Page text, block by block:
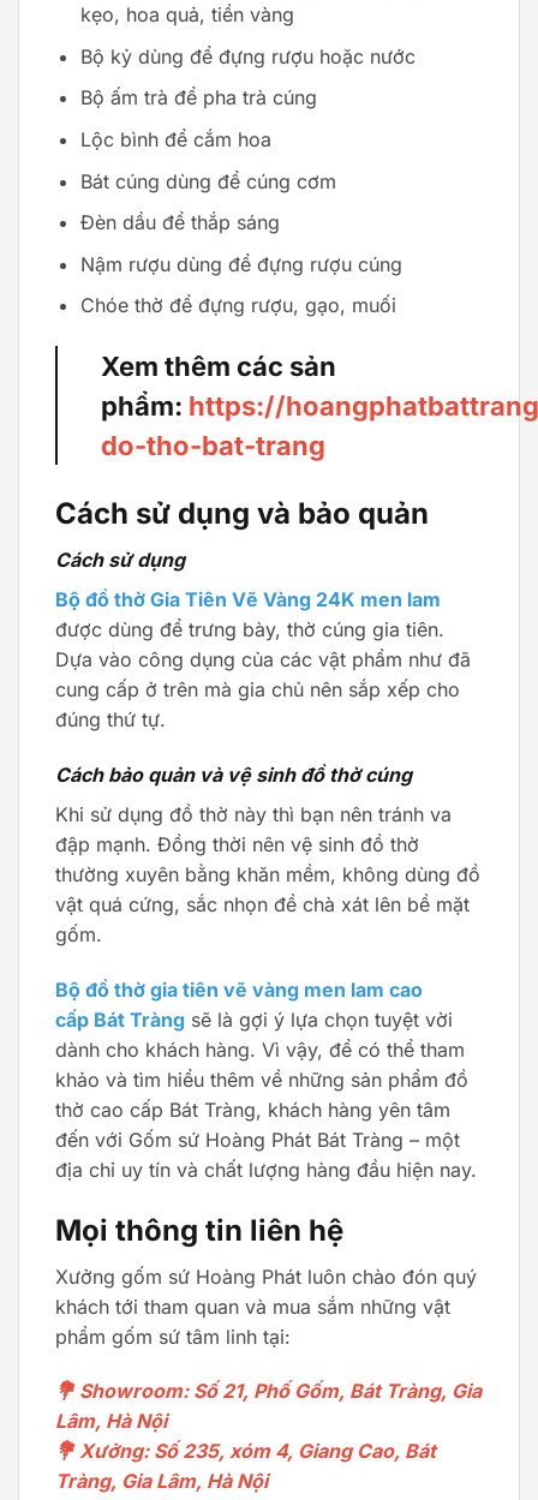
kẹo, hoa quả, tiền vàng
Bộ kỷ dùng để đựng rượu hoặc nước
Bộ ấm trà để pha trà cúng
Lộc bình để cắm hoa
Bát cúng dùng để cúng cơm
Đèn dầu để thắp sáng
Nậm rượu dùng để đựng rượu cúng
Chóe thờ để đựng rượu, gạo, muối
Xem thêm các sản
phẩm: https://
do-tho-bat-trang
Cách sử dụng và bảo quản
Cách sử dụng
Bộ đồ thờ Gia Tiên Vẽ Vàng 24K men lam
được dùng để trưng bày, thờ cúng gia tiên.
Dựa vào công dụng của các vật phẩm như đã
cung cấp ở trên mà gia chủ nên sắp xếp cho
đúng thứ tự.
Cách bảo quản và vệ sinh đồ thờ cúng
Khi sử dụng đồ thờ này thì bạn nên tránh va
đập mạnh. Đồng thời nên vệ sinh đồ thờ
thường xuyên bằng khăn mềm, không dùng đồ
vật quá cứng, sắc nhọn đề chà xát lên bề mặt
gốm.
Bộ đồ thờ gia tiên vẽ vàng men lam cao
cấp Bát Tràng sẽ là gợi ý lựa chọn tuyệt vời
dành cho khách hàng. Vì vậy, để có thể tham
khảo và tìm hiểu thêm về những sản phẩm đồ
thờ cao cấp Bát Tràng, khách hàng yên tâm
đến với Gốm sứ Hoàng Phát Bát Tràng – một
địa chỉ uy tín và chất lượng hàng đầu hiện nay.
Mọi thông tin liên hệ
Xưởng gốm sứ Hoàng Phát luôn chào đón quý
khách tới tham quan và mua sắm những vật
phẩm gốm sứ tâm linh tại:
💐 Showroom: Số 21, Phố Gốm, Bát Tràng, Gia
Lâm, Hà Nội
💐 Xưởng: Số 235, xóm 4, Giang Cao, Bát
Tràng, Gia Lâm, Hà Nội